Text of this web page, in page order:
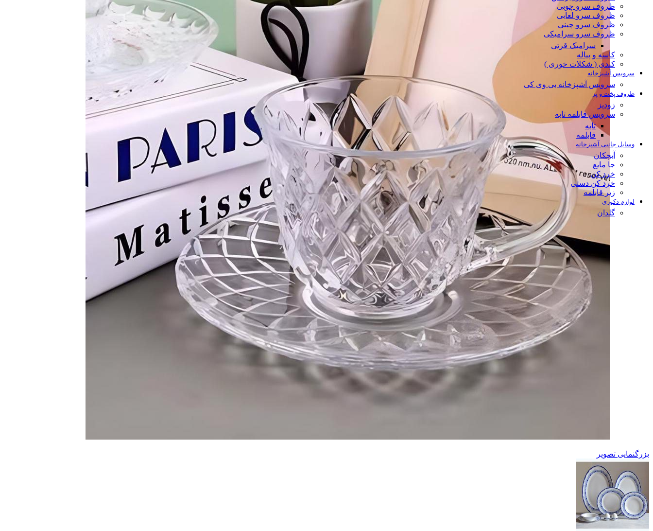
ظروف سرو چوبی
ظروف سرو لعابی
ظروف سرو چینی
ظروف سرو سرامیکی
سرامیک قرتی
کاسه و پیاله
کندی ( شکلات خوری )
سرویس آشپزخانه
سرویس آشپزخانه بی وی کی
ظروف پخت و پز
زودپز
سرویس قابلمه تابه
تابه
قابلمه
وسایل جانبی آشپزخانه
آبچکان
جا مایع
خرد کن
خرد کن دستی
زیر قابلمه
لوازم دکوری
گلدان
بزرگنمایی تصویر